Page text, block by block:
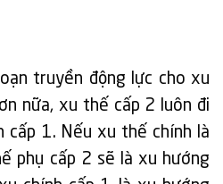
truyền động lực cho xu
nữa, xu thế cấp 2 luôn đi
cấp 1. Nếu xu thế chính là
phụ cấp 2 sẽ là xu hướng